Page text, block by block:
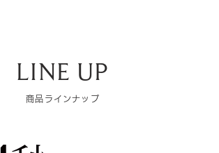
LINE UP
商品ラインナップ